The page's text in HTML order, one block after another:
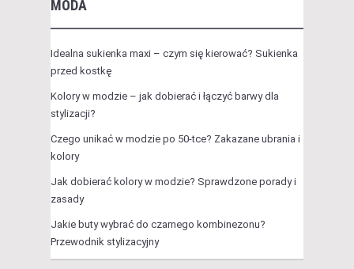
MODA
Idealna sukienka maxi – czym się kierować? Sukienka
przed kostkę
Kolory w modzie – jak dobierać i łączyć barwy dla
stylizacji?
Czego unikać w modzie po 50-tce? Zakazane ubrania i
kolory
Jak dobierać kolory w modzie? Sprawdzone porady i
zasady
Jakie buty wybrać do czarnego kombinezonu?
Przewodnik stylizacyjny